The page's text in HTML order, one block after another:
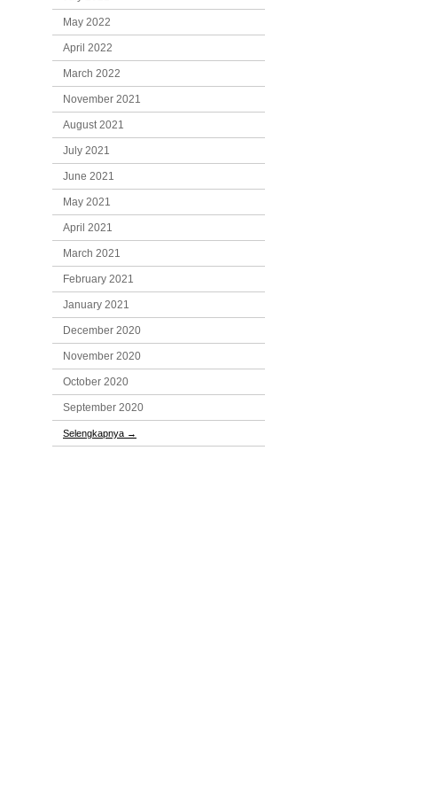
May 2022
April 2022
March 2022
November 2021
August 2021
July 2021
June 2021
May 2021
April 2021
March 2021
February 2021
January 2021
December 2020
November 2020
October 2020
September 2020
Selengkapnya →